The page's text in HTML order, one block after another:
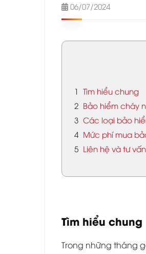
06/07/2024
1 Tìm hiểu chung
2 Bảo hiểm cháy
3 Các loại bảo
4 Mức phí mua
5 Liên hệ và tư vấn
Tìm hiểu chung
Trong những tháng